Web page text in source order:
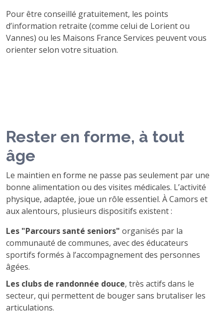
Pour être conseillé gratuitement, les points
d’information retraite (comme celui de Lorient ou
Vannes) ou les Maisons France Services peuvent vous
orienter selon votre situation.
Rester en forme, à tout
âge
Le maintien en forme ne passe pas seulement par une
bonne alimentation ou des visites médicales. L’activité
physique, adaptée, joue un rôle essentiel. À Camors et
aux alentours, plusieurs dispositifs existent :
Les "Parcours santé seniors" organisés par la
communauté de communes, avec des éducateurs
sportifs formés à l’accompagnement des personnes
âgées.
Les clubs de randonnée douce, très actifs dans le
secteur, qui permettent de bouger sans brutaliser les
articulations.